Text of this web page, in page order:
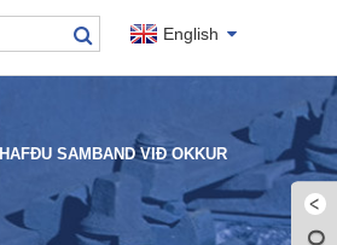
English
HAFÐU SAMBAND VIÐ OKKUR